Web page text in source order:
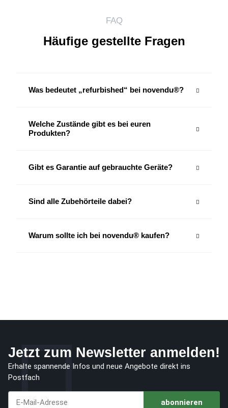
FAQ
Häufige gestellte Fragen
Was bedeutet „refurbished“ bei novendu®?
Welche Zustände gibt es bei euren
Produkten?
Gibt es Garantie auf gebrauchte Geräte?
Sind alle Zubehörteile dabei?
Warum sollte ich bei novendu® kaufen?
Jetzt zum Newsletter anmelden!
Erhalte spannende Infos und neue Angebote direkt ins
Postfach
abonnieren